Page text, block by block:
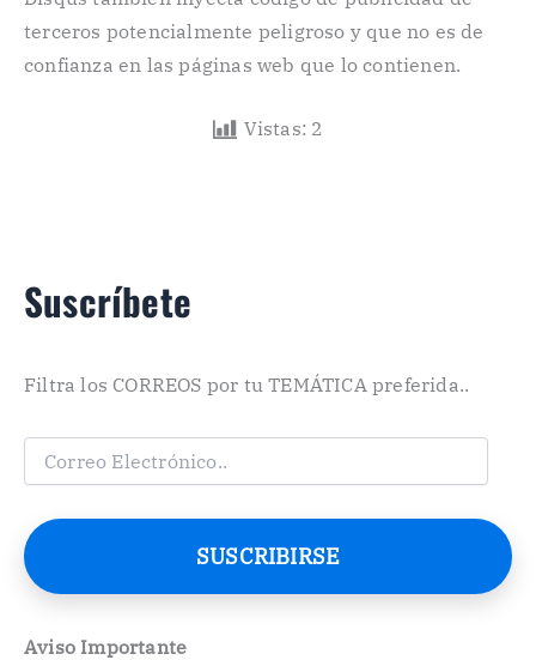
terceros potencialmente peligroso y que no es de
confianza en las páginas web que lo contienen.
Vistas: 2
Suscríbete
Filtra los CORREOS por tu TEMÁTICA preferida..
C
e
o
e
SUSCRIBIRSE
Aviso Importante